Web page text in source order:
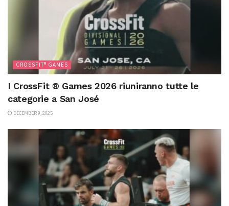
CROSSFIT® GAMES
I CrossFit ® Games 2026 riuniranno tutte le
categorie a San José
DECEMBER 9, 2025